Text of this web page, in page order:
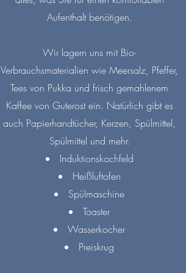
Aufenthalt benötigen.
Wir lagern uns mit Bio-
Verbrauchsmaterialien wie Meersalz, Pfeffer,
Tees von Pukka und frisch gemahlenem
Kaffee von Guterost ein. Natürlich gibt es
auch Papierhandtücher, Kerzen, Spülmittel,
Spülmittel und mehr.
Induktionskochfeld
Heißluftofen
Spülmaschine
Toaster
Wasserkocher
Preiskrug